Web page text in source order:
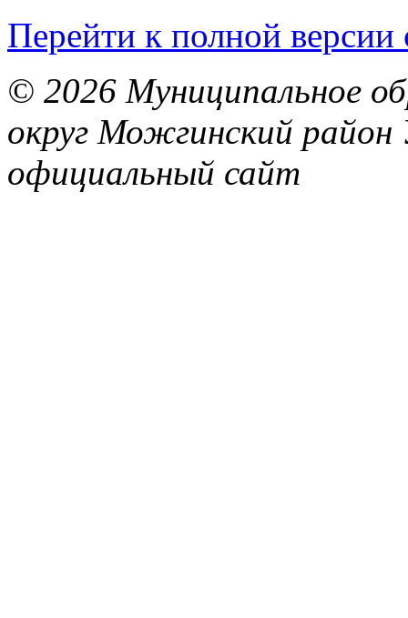
Перейти к полной версии
© 2026 Муниципальное
округ Можгинский район
официальный сайт